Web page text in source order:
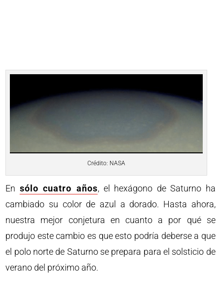
Crédito: NASA
En sólo cuatro años, el hexágono de Saturno ha
cambiado su color de azul a dorado. Hasta ahora,
nuestra mejor conjetura en cuanto a por qué se
produjo este cambio es que esto podría deberse a que
el polo norte de Saturno se prepara para el solsticio de
verano del próximo año.